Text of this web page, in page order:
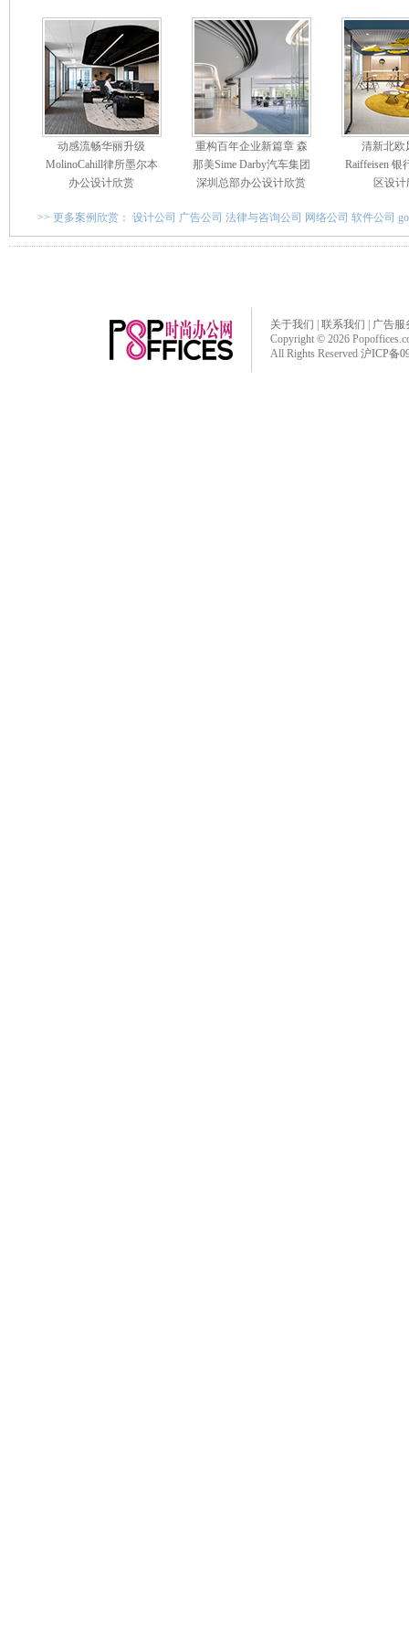
动感流畅华丽升级
MolinoCahill律所墨尔本
办公设计欣赏
重构百年企业新篇章 森
那美Sime Darby汽车集团
深圳总部办公设计欣赏
清新北欧
Raiffeisen 银
区设
>> 更多案例欣赏： 设计公司 广告公司 法律与咨询公司 网络公司 软件公司